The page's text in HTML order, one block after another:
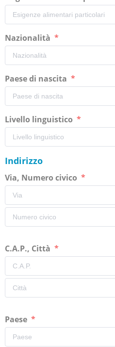
Nazionalità
Paese di nascita
Livello linguistico
Indirizzo
Via, Numero civico
C.A.P., Città
Paese